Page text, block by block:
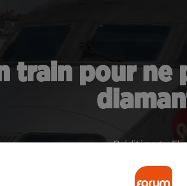
train pour
Crédit image: